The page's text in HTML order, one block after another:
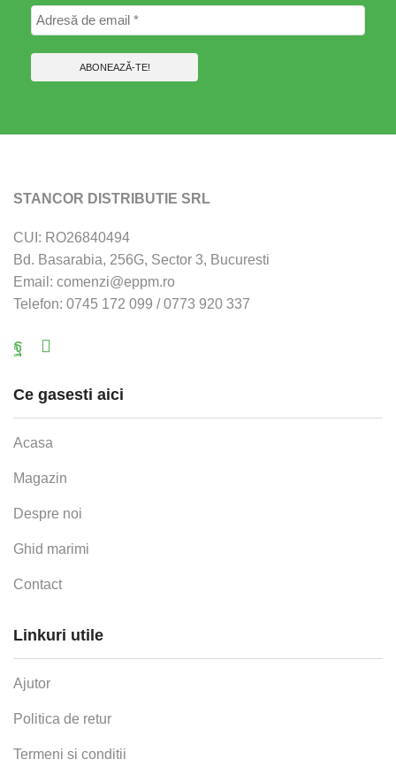
STANCOR DISTRIBUTIE SRL
CUI: RO26840494
Bd. Basarabia, 256G, Sector 3, Bucuresti
Email: comenzi@eppm.ro
Telefon: 0745 172 099 / 0773 920 337
Facebook
Ce gasesti aici
Acasa
Magazin
Despre noi
Ghid marimi
Contact
Linkuri utile
Ajutor
Politica de retur
Termeni si conditii